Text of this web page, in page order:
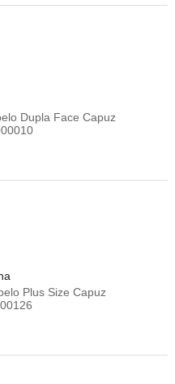
Dupla Face Capuz
Plus Size Capuz